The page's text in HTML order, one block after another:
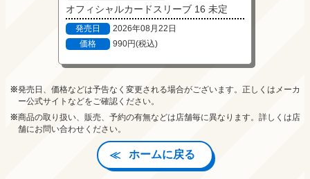
オフィシャルカードスリーブ 16 未定
発売日
2026年08月22日
価格
990円(税込)
発売日、価格などは予告なく変更される場合がございます。正しくはメーカ
ー公式サイトなどをご確認ください。
商品の取り扱い、販売、予約の有無などは店舗毎に異なります。詳しくは店
舗にお問い合わせください。
ホームに戻る